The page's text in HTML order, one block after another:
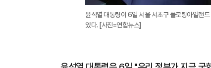
윤석열 대통령이 6일 서울 서초구 플로팅아일랜
있다. [사진=연합뉴스]